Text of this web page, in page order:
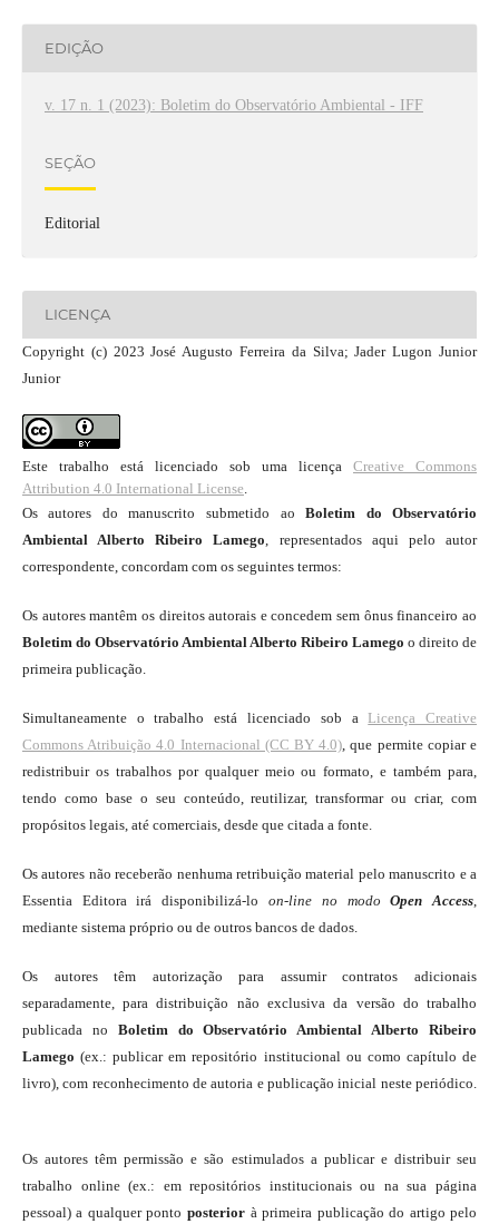
EDIÇÃO
v. 17 n. 1 (2023): Boletim do Observatório Ambiental - IFF
SEÇÃO
Editorial
LICENÇA
Copyright (c) 2023 José Augusto Ferreira da Silva; Jader Lugon Junior
Junior
Este trabalho está licenciado sob uma licençaCreative Commons
Attribution 4.0 International License
Os autores do manuscrito submetido aoBoletim do Observatório
Ambiental Alberto Ribeiro Lamego , representados aqui pelo autor
correspondente, concordam com os seguintes termos:
Os autores mantêm os direitos autorais e concedem sem ônus financeiro ao
Boletim do Observatório Ambiental Alberto Ribeiro Lamegoo direito de
primeira publicação.
Simultaneamente o trabalho está licenciado sob a Licença Creative
Commons Atribuição 4.0 Internacional (CC BY 4.0) , que permite copiar e
redistribuir os trabalhos por qualquer meio ou formato, e também para,
tendo como base o seu conteúdo, reutilizar, transformar ou criar, com
propósitos legais, até comerciais, desde que citada a fonte.
Os autores não receberão nenhuma retribuição material pelo manuscrito e a
Essentia Editora irá disponibilizá-lo on-line no modo Open Access
mediante sistema próprio ou de outros bancos de dados.
Os autores têm autorização para assumir contratos adicionais
separadamente, para distribuição não exclusiva da versão do trabalho
publicada no Boletim do Observatório Ambiental Alberto Ribeiro
Lamego (ex.: publicar em repositório institucional ou como capítulo de
livro), com reconhecimento de autoria e publicação inicial neste periódico.
Os autores têm permissão e são estimulados a publicar e distribuir seu
trabalho online (ex.: em repositórios institucionais ou na sua página
pessoal) a qualquer ponto posterior à primeira publicação do artigo pelo